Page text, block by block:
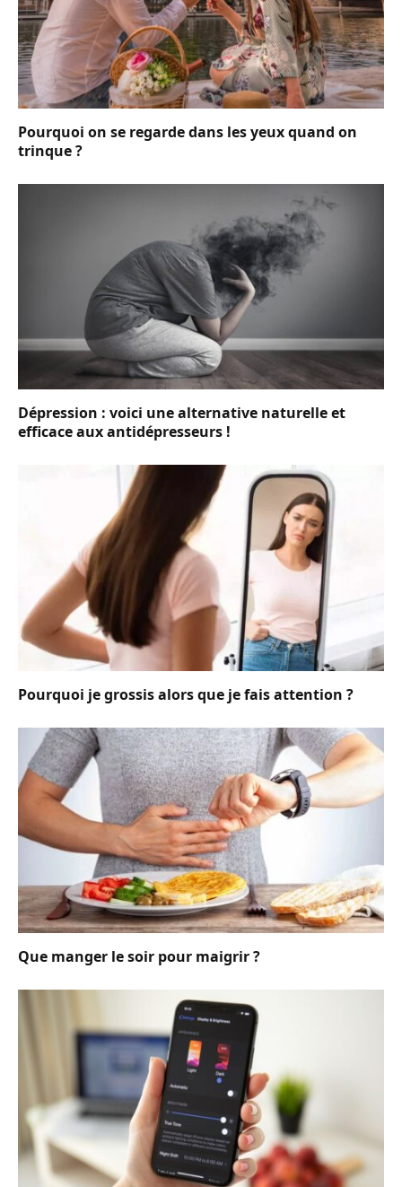
Pourquoi on se regarde dans les yeux quand on
trinque ?
Dépression : voici une alternative naturelle et
efficace aux antidépresseurs !
Pourquoi je grossis alors que je fais attention ?
Que manger le soir pour maigrir ?